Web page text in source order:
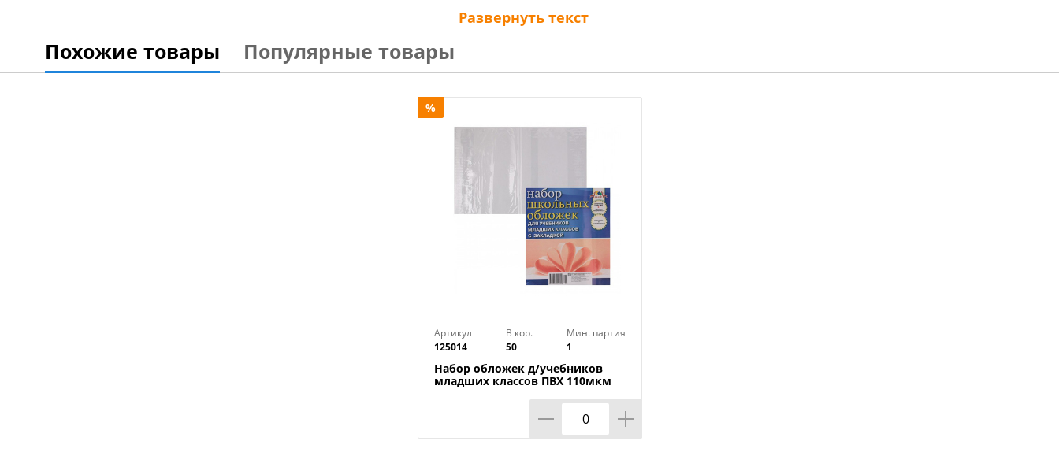
Корпус ручки выполнен в лаконичном дизайне с эргономичной формой,
что делает письмо комфортным даже при длительном использовании.
размазывание. Ручка станет отличным выбором для школьников,
письменные принадлежности по доступной цене.
Технические характеристики:
Тип товара : Ручка шариковая
Бренд : ClipStudio
Материал : Пластик
Размер упаковки : 14,5х1,7х1 см
Цвет корпуса : Синий
Вес в упаковке : 0,018 кг
Страна производства : Китай
Развернуть текст
Похожие товары Популярные товары
%
Артикул
125014
В кор.
50
Мин. партия
1
Набор обложек д/учебников
младших классов ПВХ 110мкм